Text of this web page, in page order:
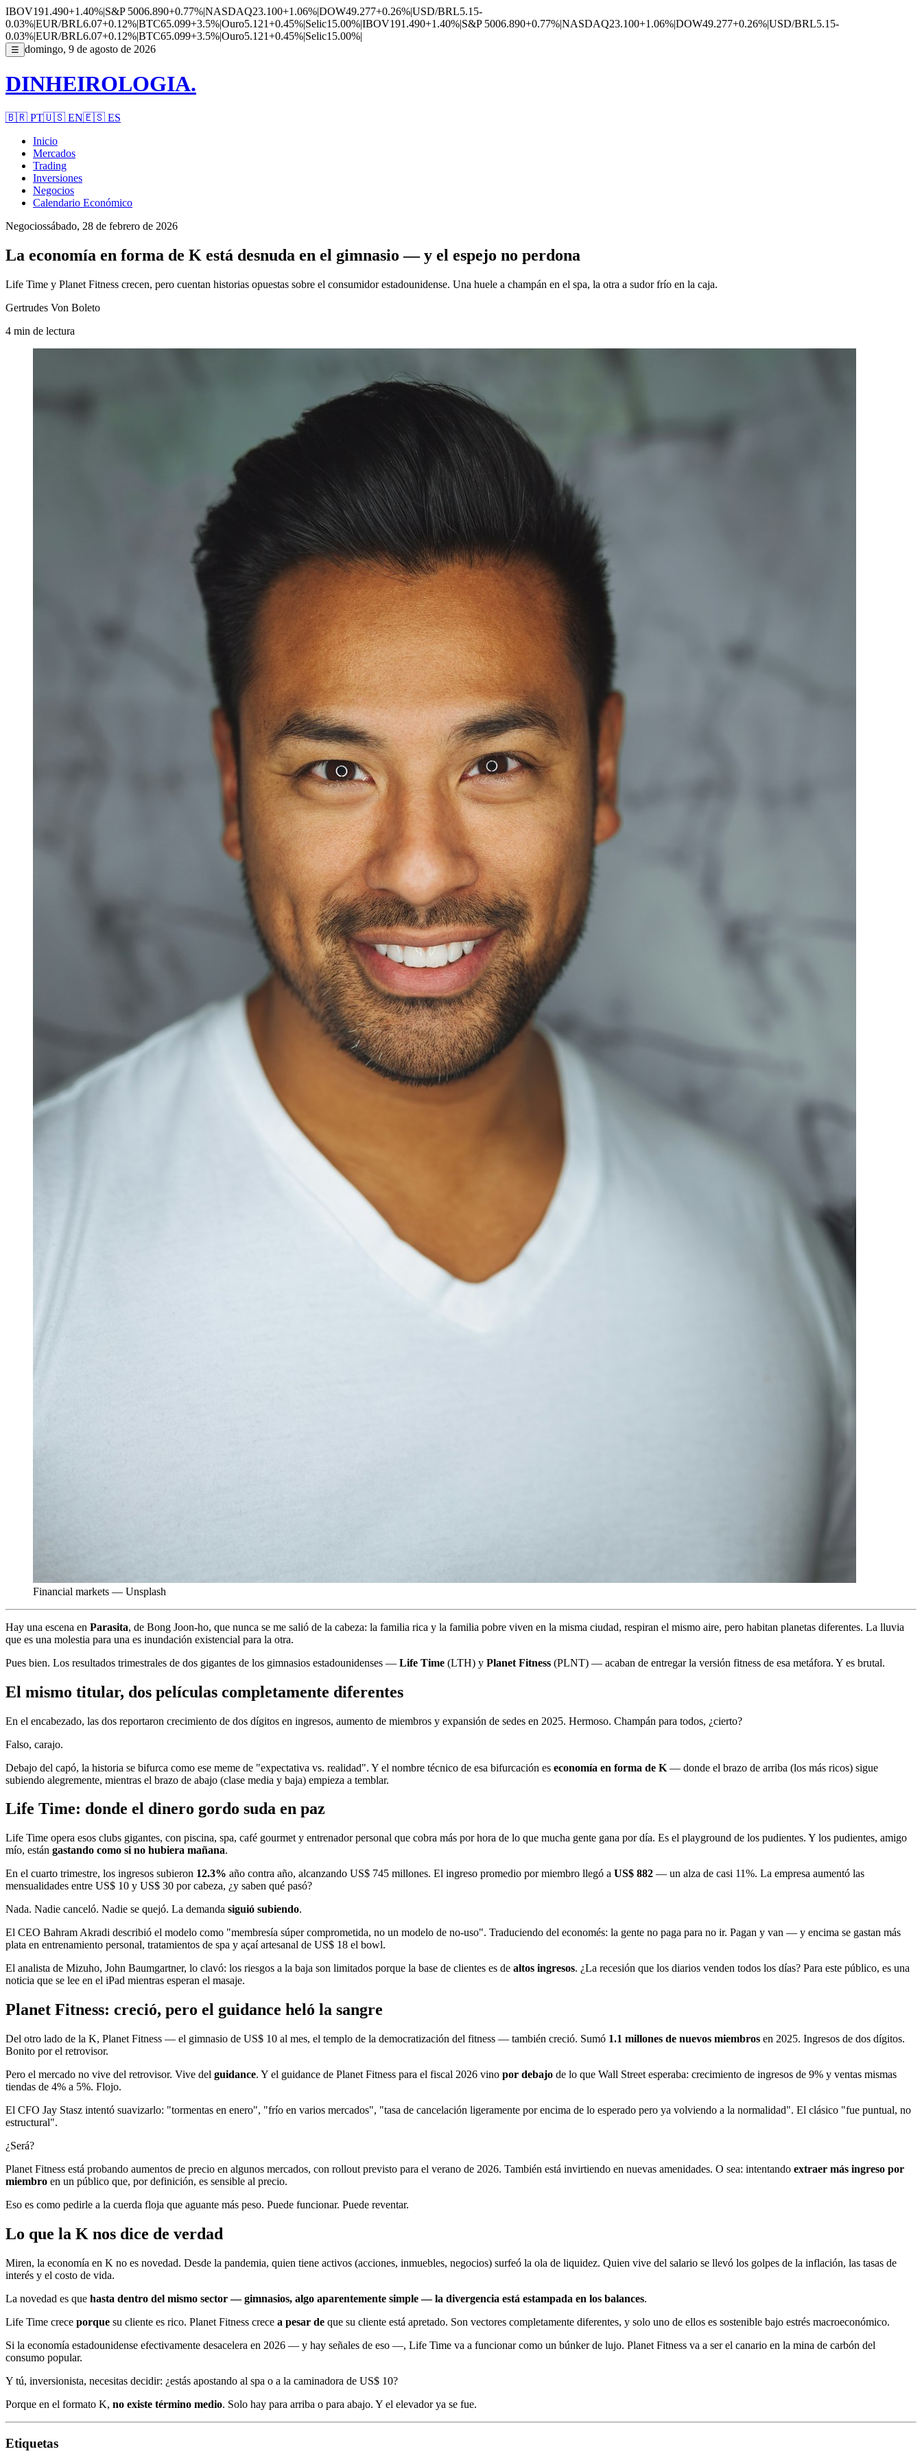
IBOV191.490+1.40%|S&P 5006.890+0.77%|NASDAQ23.100+1.06%|DOW49.277+0.26%|USD/BRL5.15-
0.03%|EUR/BRL6.07+0.12%|BTC65.099+3.5%|Ouro5.121+0.45%|Selic15.00%|IBOV191.490+1.40%|S&P 5006.890+0.77%|NASDAQ23.100+1.06%|DOW49.277+0.26%|USD/BRL5.15-
0.03%|EUR/BRL6.07+0.12%|BTC65.099+3.5%|Ouro5.121+0.45%|Selic15.00%|
☰ domingo, 9 de agosto de 2026
DINHEIROLOGIA.
🇧🇷 PT🇺🇸 EN🇪🇸 ES
Inicio
Mercados
Trading
Inversiones
Negocios
Calendario Económico
Negociossábado, 28 de febrero de 2026
La economía en forma de K está desnuda en el gimnasio — y el espejo no perdona
Life Time y Planet Fitness crecen, pero cuentan historias opuestas sobre el consumidor estadounidense. Una huele a champán en el spa, la otra a sudor frío en la caja.
Gertrudes Von Boleto
4 min de lectura
Financial markets — Unsplash
Hay una escena en Parasita, de Bong Joon-ho, que nunca se me salió de la cabeza: la familia rica y la familia pobre viven en la misma ciudad, respiran el mismo aire, pero habitan planetas diferentes. La lluvia
que es una molestia para una es inundación existencial para la otra.
Pues bien. Los resultados trimestrales de dos gigantes de los gimnasios estadounidenses — Life Time (LTH) y Planet Fitness (PLNT) — acaban de entregar la versión fitness de esa metáfora. Y es brutal.
El mismo titular, dos películas completamente diferentes
En el encabezado, las dos reportaron crecimiento de dos dígitos en ingresos, aumento de miembros y expansión de sedes en 2025. Hermoso. Champán para todos, ¿cierto?
Falso, carajo.
Debajo del capó, la historia se bifurca como ese meme de "expectativa vs. realidad". Y el nombre técnico de esa bifurcación es economía en forma de K — donde el brazo de arriba (los más ricos) sigue
subiendo alegremente, mientras el brazo de abajo (clase media y baja) empieza a temblar.
Life Time: donde el dinero gordo suda en paz
Life Time opera esos clubs gigantes, con piscina, spa, café gourmet y entrenador personal que cobra más por hora de lo que mucha gente gana por día. Es el playground de los pudientes. Y los pudientes, amigo
mío, están gastando como si no hubiera mañana.
En el cuarto trimestre, los ingresos subieron 12.3% año contra año, alcanzando US$ 745 millones. El ingreso promedio por miembro llegó a US$ 882 — un alza de casi 11%. La empresa aumentó las
mensualidades entre US$ 10 y US$ 30 por cabeza, ¿y saben qué pasó?
Nada. Nadie canceló. Nadie se quejó. La demanda siguió subiendo.
El CEO Bahram Akradi describió el modelo como "membresía súper comprometida, no un modelo de no-uso". Traduciendo del economés: la gente no paga para no ir. Pagan y van — y encima se gastan más
plata en entrenamiento personal, tratamientos de spa y açaí artesanal de US$ 18 el bowl.
El analista de Mizuho, John Baumgartner, lo clavó: los riesgos a la baja son limitados porque la base de clientes es de altos ingresos. ¿La recesión que los diarios venden todos los días? Para este público, es una
noticia que se lee en el iPad mientras esperan el masaje.
Planet Fitness: creció, pero el guidance heló la sangre
Del otro lado de la K, Planet Fitness — el gimnasio de US$ 10 al mes, el templo de la democratización del fitness — también creció. Sumó 1.1 millones de nuevos miembros en 2025. Ingresos de dos dígitos.
Bonito por el retrovisor.
Pero el mercado no vive del retrovisor. Vive del guidance. Y el guidance de Planet Fitness para el fiscal 2026 vino por debajo de lo que Wall Street esperaba: crecimiento de ingresos de 9% y ventas mismas
tiendas de 4% a 5%. Flojo.
El CFO Jay Stasz intentó suavizarlo: "tormentas en enero", "frío en varios mercados", "tasa de cancelación ligeramente por encima de lo esperado pero ya volviendo a la normalidad". El clásico "fue puntual, no
estructural".
¿Será?
Planet Fitness está probando aumentos de precio en algunos mercados, con rollout previsto para el verano de 2026. También está invirtiendo en nuevas amenidades. O sea: intentando extraer más ingreso por
miembro en un público que, por definición, es sensible al precio.
Eso es como pedirle a la cuerda floja que aguante más peso. Puede funcionar. Puede reventar.
Lo que la K nos dice de verdad
Miren, la economía en K no es novedad. Desde la pandemia, quien tiene activos (acciones, inmuebles, negocios) surfeó la ola de liquidez. Quien vive del salario se llevó los golpes de la inflación, las tasas de
interés y el costo de vida.
La novedad es que hasta dentro del mismo sector — gimnasios, algo aparentemente simple — la divergencia está estampada en los balances.
Life Time crece porque su cliente es rico. Planet Fitness crece a pesar de que su cliente está apretado. Son vectores completamente diferentes, y solo uno de ellos es sostenible bajo estrés macroeconómico.
Si la economía estadounidense efectivamente desacelera en 2026 — y hay señales de eso —, Life Time va a funcionar como un búnker de lujo. Planet Fitness va a ser el canario en la mina de carbón del
consumo popular.
Y tú, inversionista, necesitas decidir: ¿estás apostando al spa o a la caminadora de US$ 10?
Porque en el formato K, no existe término medio. Solo hay para arriba o para abajo. Y el elevador ya se fue.
Etiquetas